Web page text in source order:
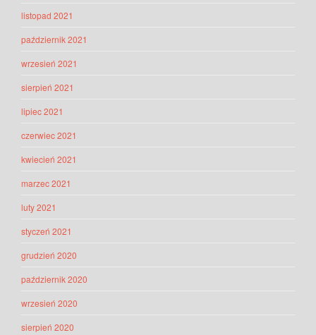
listopad 2021
październik 2021
wrzesień 2021
sierpień 2021
lipiec 2021
czerwiec 2021
kwiecień 2021
marzec 2021
luty 2021
styczeń 2021
grudzień 2020
październik 2020
wrzesień 2020
sierpień 2020